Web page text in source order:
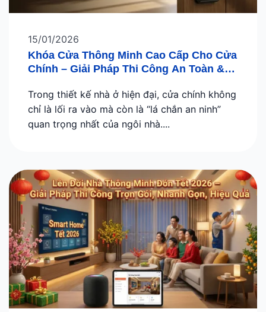
Khóa Cửa Thông Minh Cao Cấp Cho Cửa
Chính – Giải Pháp Thi Công An Toàn &
15/01/2026
Trong thiết kế nhà ở hiện đại, cửa chính không
chỉ là lối ra vào mà còn là “lá chắn an ninh”
quan trọng nhất của ngôi nhà....